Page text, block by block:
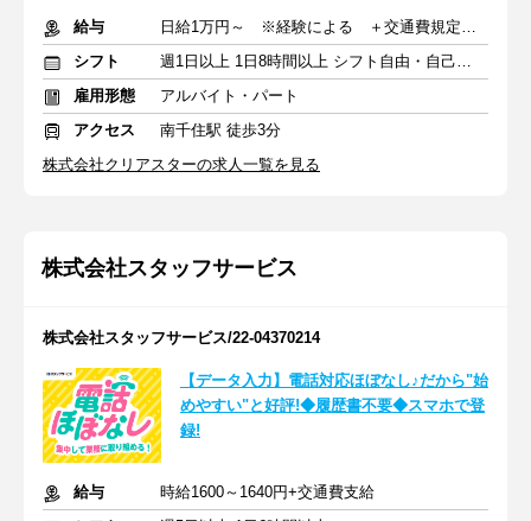
給与
日給1万円～ ※経験による ＋交通費規定支給
シフト
週1日以上 1日8時間以上 シフト自由・自己申告
雇用形態
アルバイト・パート
アクセス
南千住駅 徒歩3分
株式会社クリアスターの求人一覧を見る
株式会社スタッフサービス
株式会社スタッフサービス/22-04370214
【データ入力】電話対応ほぼなし♪だから"始
めやすい"と好評!◆履歴書不要◆スマホで登
録!
給与
時給1600～1640円+交通費支給